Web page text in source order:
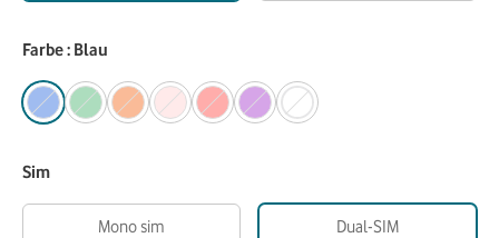
Farbe : Blau
Sim
Mono sim Dual-SIM